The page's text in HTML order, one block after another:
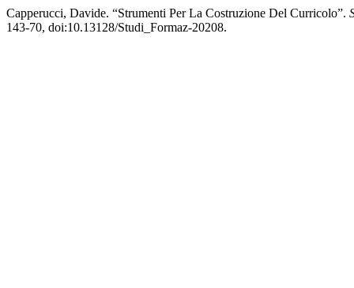
Capperucci, Davide. “Strumenti Per La Costruzione Del Curricolo”.
143-70, doi:10.13128/Studi_Formaz-20208.